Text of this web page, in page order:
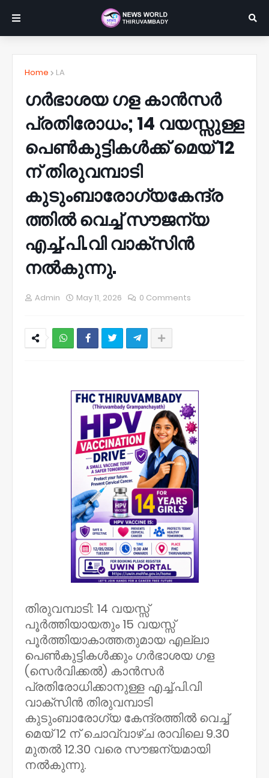
Home LA
ഗർഭാശയ ഗള കാന്‍സര്‍
പ്രതിരോധം; 14 വയസ്സുള്ള
പെൺകുട്ടികൾക്ക് മെയ് 12
ന് തിരുവമ്പാടി
കുടുംബാരോഗ്യകേന്ദ്ര
ത്തിൽ വെച്ച് സൗജന്യ
എച്ച്.പി.വി വാക്‌സിന്‍
നൽകുന്നു.
Admin May 11, 2026 0 Comments
തിരുവമ്പാടി: 14 വയസ്സ്
പൂർത്തിയായതും 15 വയസ്സ്
പൂര്‍ത്തിയാകാത്തതുമായ എല്ലാ
പെണ്‍കുട്ടികള്‍ക്കും ഗര്‍ഭാശയ ഗള
(സെര്‍വിക്കല്‍) കാന്‍സര്‍
പ്രതിരോധിക്കാനുള്ള എച്ച്.പി.വി
വാക്‌സിന്‍ തിരുവമ്പാടി
കുടുംബാരോഗ്യ കേന്ദ്രത്തിൽ വെച്ച്
മെയ് 12 ന് ചൊവ്വാഴ്ച രാവിലെ 9.30
മുതൽ 12.30 വരെ സൗജന്യമായി
നല്‍കുന്നു.